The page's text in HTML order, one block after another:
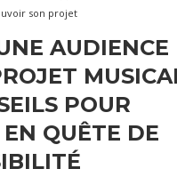
son projet
AUDIENCE
POUR
QUÊTE DE